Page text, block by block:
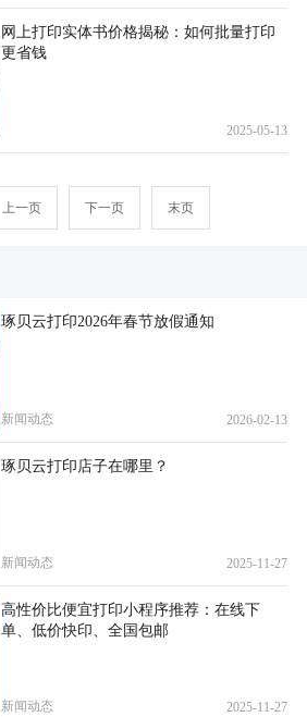
网上打印实体书价格揭秘：如何批量打印
更省钱
2025-05-13
上一页 下一页 末页
琢贝云打印2026年春节放假通知
新闻动态 2026-02-13
琢贝云打印店子在哪里？
新闻动态 2025-11-27
高性价比便宜打印小程序推荐：在线下
单、低价快印、全国包邮
新闻动态 2025-11-27